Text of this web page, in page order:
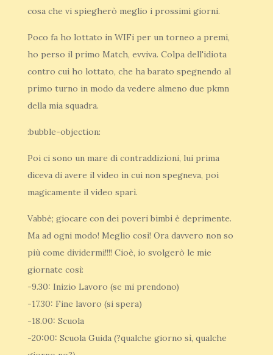
cosa che vi spiegherò meglio i prossimi giorni.
Poco fa ho lottato in WIFi per un torneo a premi,
ho perso il primo Match, evviva. Colpa dell'idiota
contro cui ho lottato, che ha barato spegnendo al
primo turno in modo da vedere almeno due pkmn
della mia squadra.
:bubble-objection:
Poi ci sono un mare di contraddizioni, lui prima
diceva di avere il video in cui non spegneva, poi
magicamente il video sparì.
Vabbè; giocare con dei poveri bimbi è deprimente.
Ma ad ogni modo! Meglio così! Ora davvero non so
più come dividermi!!!! Cioè, io svolgerò le mie
giornate così:
-9.30: Inizio Lavoro (se mi prendono)
-17.30: Fine lavoro (si spera)
-18.00: Scuola
-20:00: Scuola Guida (?qualche giorno sì, qualche